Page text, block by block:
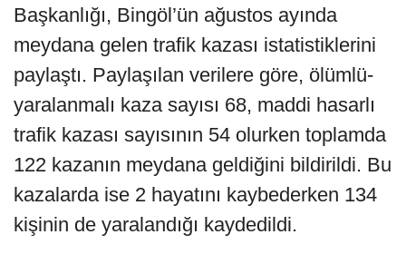
Başkanlığı, Bingöl’ün ağustos ayında
meydana gelen trafik kazası istatistiklerini
paylaştı. Paylaşılan verilere göre, ölümlü-
yaralanmalı kaza sayısı 68, maddi hasarlı
trafik kazası sayısının 54 olurken toplamda
122 kazanın meydana geldiğini bildirildi. Bu
kazalarda ise 2 hayatını kaybederken 134
kişinin de yaralandığı kaydedildi.